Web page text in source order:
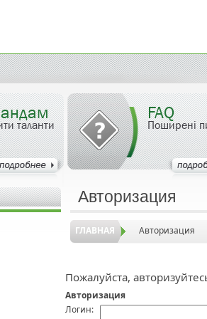
таланти
FAQ
Поширені
Авторизация
ГЛАВНАЯ Авторизация
Пожалуйста,
Авторизация
Логин: